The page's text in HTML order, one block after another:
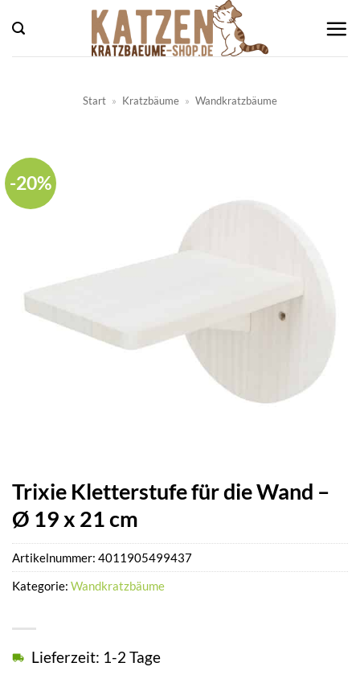
Inhalt
springen
Start » Kratzbäume » Wandkratzbäume
-20%
Trixie Kletterstufe für die Wand –
Ø 19 x 21 cm
Lieferzeit: 1-2 Tage
Artikelnummer: 4011905499437
Kategorie: Wandkratzbäume